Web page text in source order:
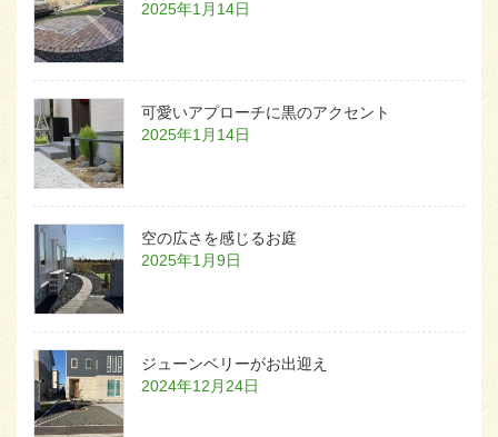
2025年1月14日
可愛いアプローチに黒のアクセント
2025年1月14日
空の広さを感じるお庭
2025年1月9日
ジューンベリーがお出迎え
2024年12月24日